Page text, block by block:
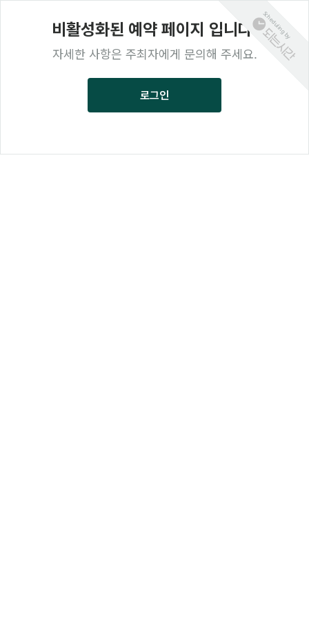
비활성화된 예약 페이지 입니다.
자세한 사항은 주최자에게 문의해 주세요.
로그인
Scheduling by